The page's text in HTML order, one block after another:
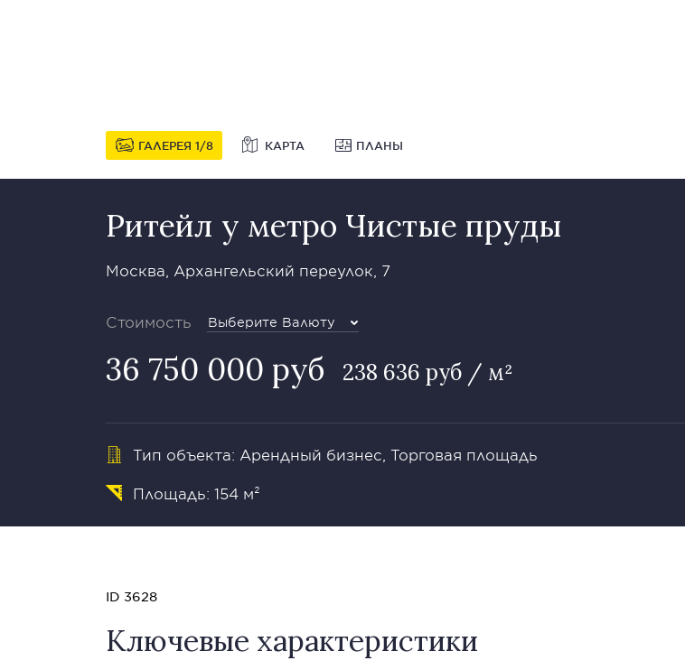
ГАЛЕРЕЯ 1 8 КАРТА ПЛАНЫ
Ритейл у метро Чистые пруды
Москва, Архангельский переулок, 7
Стоимость Выберите Валюту
36 750 000 руб 238 636 руб / м²
Тип объекта: Арендный бизнес, Торговая площадь
Площадь: 154 м²
ID 3628
Ключевые характеристики